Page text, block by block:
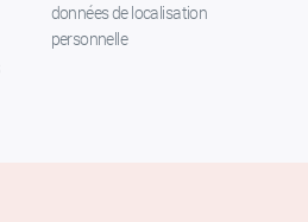
données de localisation
personnelle